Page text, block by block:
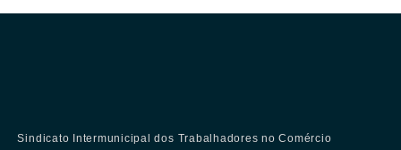
Sindicato Intermunicipal dos Trabalhadores no Comércio